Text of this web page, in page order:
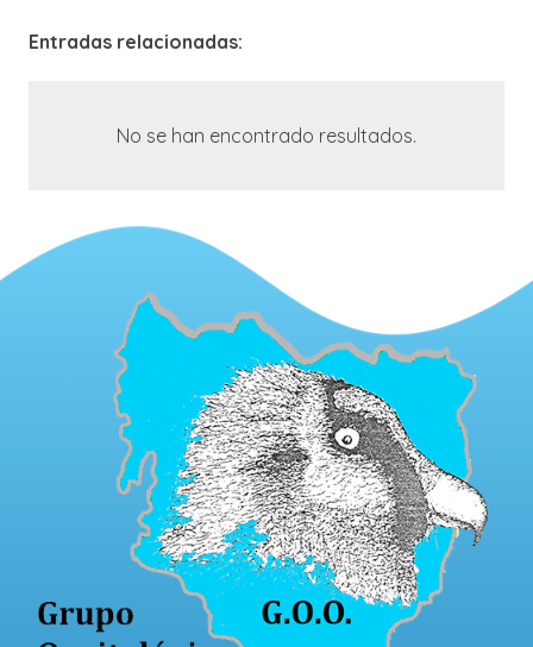
Entradas relacionadas:
No se han encontrado resultados.